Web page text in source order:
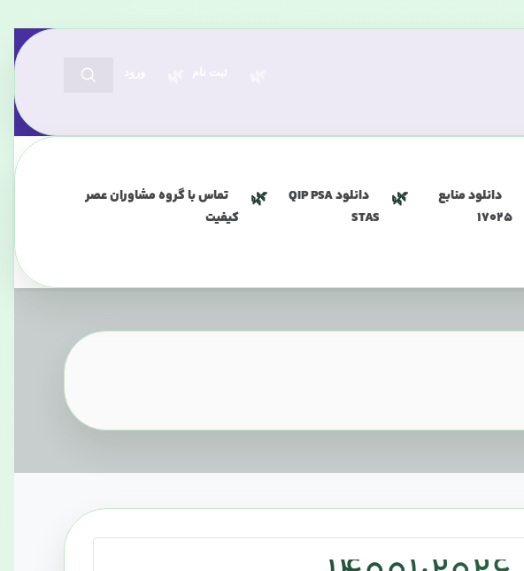
دانلود منابع
17025
دانلود QIP PSA
STAS
تماس با گروه مشاوران عصر
کیفیت